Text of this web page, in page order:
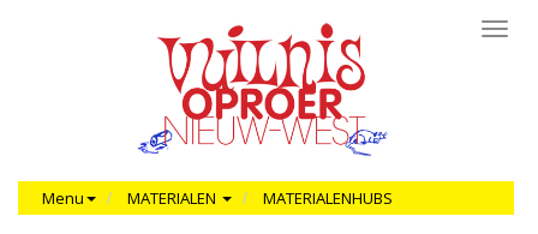
Menu MATERIALEN MATERIALENHUBS